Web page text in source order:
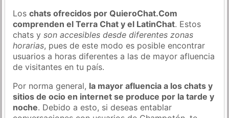
Loschats ofrecidos por QuieroChat.Com
comprenden el Terra Chat y el LatinChat. Estos
chats yson accesibles desde diferentes zonas
horarias, pues de este modo es posible encontrar
usuarios a horas diferentes a las de mayor afluencia
de visitantes en tu país.
Por norma general, la mayor afluencia a los chats y
sitios de ocio en internet se produce por la tarde y
noche. Debido a esto, si deseas entablar